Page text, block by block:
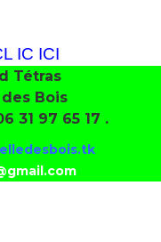
IC ICI
Tétras
Bois
31 97 65 17 .